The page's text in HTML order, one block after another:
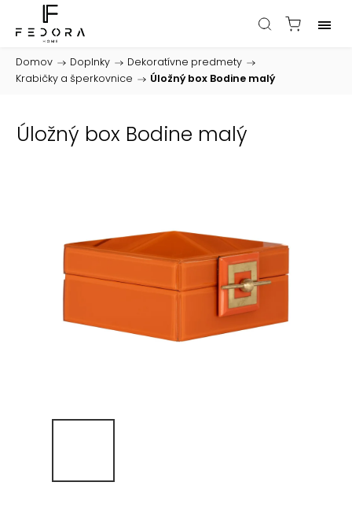
Domov / Doplnky / Dekoratívne predmety /
Krabičky a šperkovnice / Úložný box Bodine malý
Úložný box Bodine malý